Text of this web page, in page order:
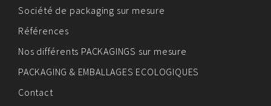
Société de packaging sur mesure
Références
Nos différents PACKAGINGS sur mesure
PACKAGING & EMBALLAGES ECOLOGIQUES
Contact